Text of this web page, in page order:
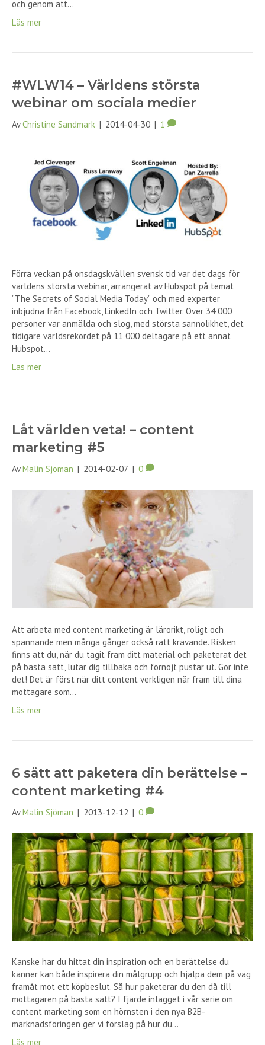
och genom att…
Läs mer
#WLW14 – Världens största
webinar om sociala medier
AvChristine Sandmark | 2014-04-30 | 1
Förra veckan på onsdagskvällen svensk tid var det dags för
världens största webinar, arrangerat av Hubspot på temat
”The Secrets of Social Media Today” och med experter
inbjudna från Facebook, LinkedIn och Twitter. Över 34 000
personer var anmälda och slog, med största sannolikhet, det
tidigare världsrekordet på 11 000 deltagare på ett annat
Hubspot…
Läs mer
Låt världen veta! – content
marketing #5
AvMalin Sjöman | 2014-02-07 | 0
Att arbeta med content marketing är lärorikt, roligt och
spännande men många gånger också rätt krävande. Risken
finns att du, när du tagit fram ditt material och paketerat det
på bästa sätt, lutar dig tillbaka och förnöjt pustar ut. Gör inte
det! Det är först när ditt content verkligen når fram till dina
mottagare som…
Läs mer
6 sätt att paketera din berättelse –
content marketing #4
AvMalin Sjöman | 2013-12-12 | 0
Kanske har du hittat din inspiration och en berättelse du
känner kan både inspirera din målgrupp och hjälpa dem på väg
framåt mot ett köpbeslut. Så hur paketerar du den då till
mottagaren på bästa sätt? I fjärde inlägget i vår serie om
content marketing som en hörnsten i den nya B2B-
marknadsföringen ger vi förslag på hur du…
Läs mer